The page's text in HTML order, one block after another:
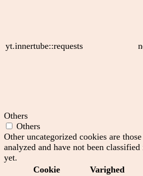
yt.innertube::requests
Others
Others
Other uncategorized cookies are
analyzed and have not been
yet.
Cookie
Varighed